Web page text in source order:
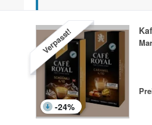
Verpasst!
-24%